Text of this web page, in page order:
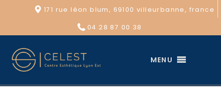
171 rue léon blum, 69100 villeurbanne, france
04 28 87 00 38
MENU